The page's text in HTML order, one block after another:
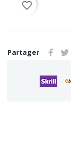
favorite_border
Partager